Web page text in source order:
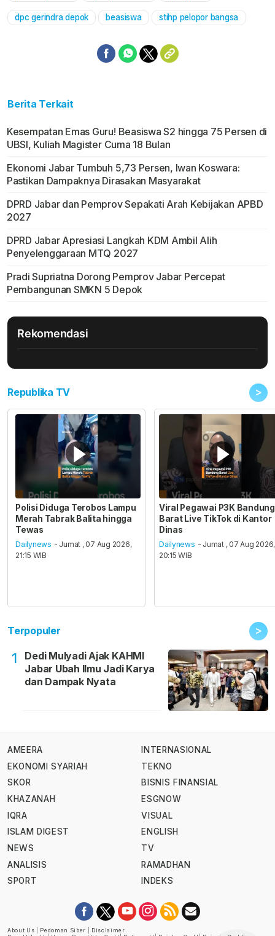
dpc gerindra depok beasiswa stihp pelopor bangsa
Berita Terkait
Kesempatan Emas Guru! Beasiswa S2 hingga 75 Persen di
UBSI, Kuliah Magister Cuma 18 Bulan
Ekonomi Jabar Tumbuh 5,73 Persen, Iwan Koswara:
Pastikan Dampaknya Dirasakan Masyarakat
DPRD Jabar dan Pemprov Sepakati Arah Kebijakan APBD
2027
DPRD Jabar Apresiasi Langkah KDM Ambil Alih
Penyelenggaraan MTQ 2027
Pradi Supriatna Dorong Pemprov Jabar Percepat
Pembangunan SMKN 5 Depok
Rekomendasi
Republika TV >
Polisi Diduga Terobos Lampu
Merah Tabrak Balita hingga
Tewas
Dailynews - Jumat , 07 Aug 2026,
21:15 WIB
Viral Pegawai P3K Bandung
Barat Live TikTok di Kantor
Dinas
Dailynews - Jumat , 07 Aug 2026,
20:15 WIB
Terpopuler >
1
Dedi Mulyadi Ajak KAHMI
Jabar Ubah Ilmu Jadi Karya
dan Dampak Nyata
AMEERA
EKONOMI SYARIAH
SKOR
KHAZANAH
IQRA
ISLAM DIGEST
NEWS
ANALISIS
SPORT
INTERNASIONAL
TEKNO
BISNIS FINANSIAL
ESGNOW
VISUAL
ENGLISH
TV
RAMADHAN
INDEKS
About Us Pedoman Siber
Disclaimer